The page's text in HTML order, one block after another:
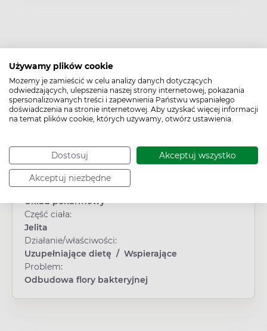
Używamy plików cookie
Możemy je zamieścić w celu analizy danych dotyczących
odwiedzających, ulepszenia naszej strony internetowej, pokazania
spersonalizowanych treści i zapewnienia Państwu wspaniałego
doświadczenia na stronie internetowej. Aby uzyskać więcej informacji
na temat plików cookie, których używamy, otwórz ustawienia.
Dostosuj Akceptuj wszystko
Akceptuj niezbędne
Cechy produktu
Typ produktu:
Suplement diety
Dowolna
Wiek:
Dorosły
Obszar/Układ:
Układ pokarmowy
Część ciała:
Jelita
Działanie/właściwości:
Uzupełniające dietę / Wspierające
Problem:
Odbudowa flory bakteryjnej